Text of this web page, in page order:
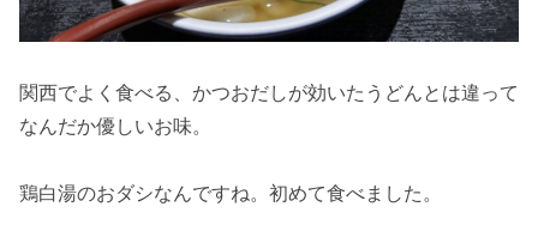
関西でよく食べる、かつおだしが効いたうどんとは違って
なんだか優しいお味。
鶏白湯のおダシなんですね。初めて食べました。